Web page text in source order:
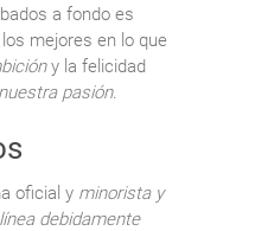
a fondo es
mejores en lo que
y la felicidad
nuestra pasión.
oficial y minorista y
debidamente